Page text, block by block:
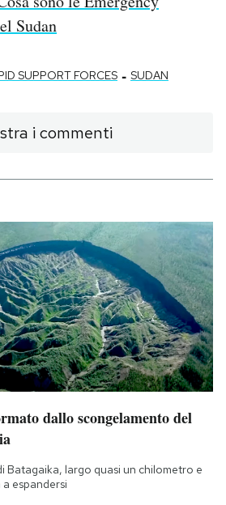
Sudan
SUPPORT FORCES - SUDAN
i commenti
dallo scongelamento del
Batagaika, largo quasi un chilometro e
espandersi